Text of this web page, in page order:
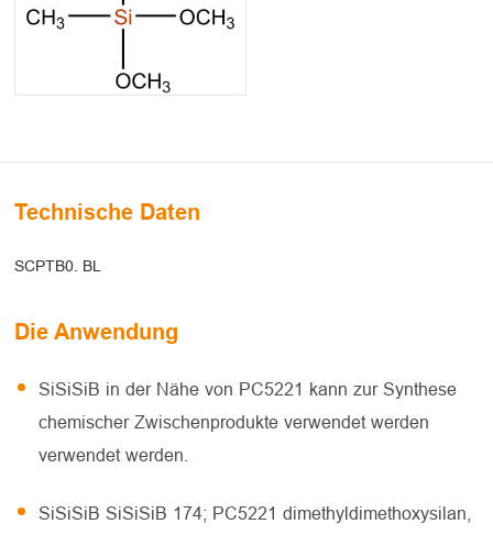
Technische Daten
SCPTB0. BL
Die Anwendung
SiSiSiB in der Nähe von PC5221 kann zur Synthese
chemischer Zwischenprodukte verwendet werden
verwendet werden.
SiSiSiB SiSiSiB 174; PC5221 dimethyldimethoxysilan,